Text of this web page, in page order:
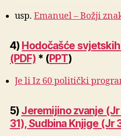
usp. Emanuel – Božji
4) Hodočašće svjetskih
(PDF)* (PPT)
Je li Iz 60 politički
5) Jeremijino zvanje (Jr
31), Sudbina Knjige (Jr